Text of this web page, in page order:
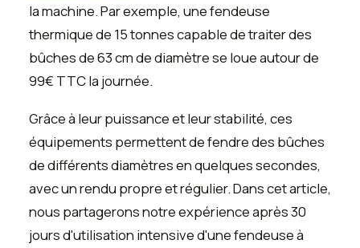
la machine. Par exemple, une fendeuse
thermique de 15 tonnes capable de traiter des
bûches de 63 cm de diamètre se loue autour de
99€ TTC la journée.
Grâce à leur puissance et leur stabilité, ces
équipements permettent de fendre des bûches
de différents diamètres en quelques secondes,
avec un rendu propre et régulier. Dans cet article,
nous partagerons notre expérience après 30
jours d'utilisation intensive d'une fendeuse à